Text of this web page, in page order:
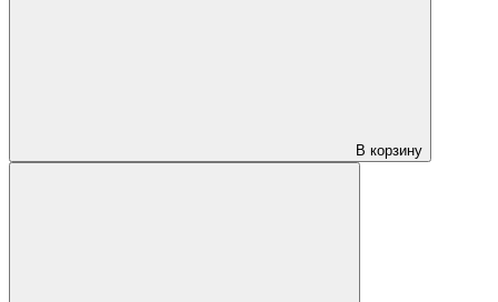
В корзину